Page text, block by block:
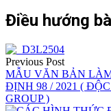
Điều hướng
Previous Post
MẪU VĂN BẢN
ĐỊNH 98 / 2021 (
GROUP )